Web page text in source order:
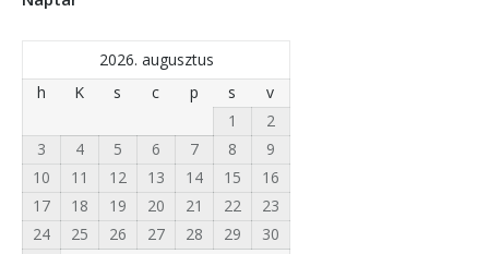
2026. augusztus
h
K s c p s
v
1
2
3
4 5 6 7 8
9
10
11 12 13 14 15
16
17
18 19 20 21 22
23
24
25 26 27 28 29
30